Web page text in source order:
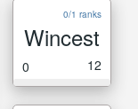
0/1 ranks
Wincest
0 12